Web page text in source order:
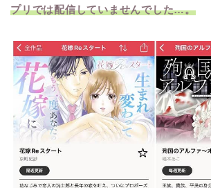
プリでは配信していませんでした…。